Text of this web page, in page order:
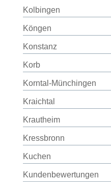
Kolbingen
Köngen
Konstanz
Korb
Korntal-Münchingen
Kraichtal
Krautheim
Kressbronn
Kuchen
Kundenbewertungen